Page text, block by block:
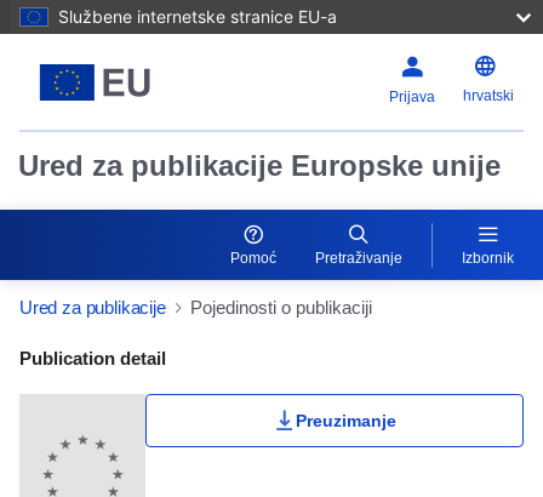
Službene internetske stranice EU-a
Prijava hrvatski
Ured za publikacije Europske unije
Pomoć Pretraživanje Izbornik
Ured za publikacije Pojedinosti o publikaciji
Publication Detail Actions Portlet
Publication detail
Preuzimanje